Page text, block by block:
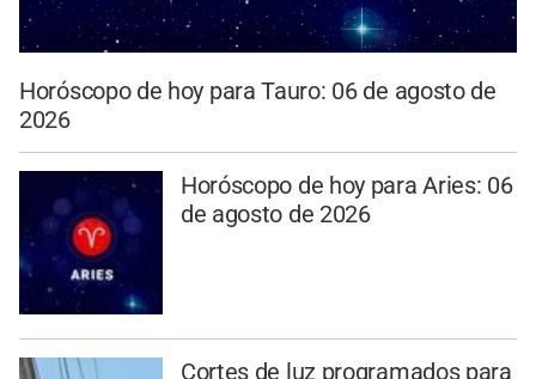
Horóscopo de hoy para Tauro: 06 de agosto de
2026
Horóscopo de hoy para Aries: 06
de agosto de 2026
Cortes de luz programados para